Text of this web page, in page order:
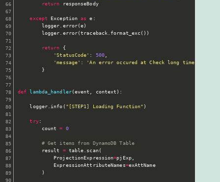
return responseBody
except Exception as e :
        logger
. error(e)
        logger
. error(traceback. format_exc( ) )
return
{
'StatusCode' : 500,
'message' :
'An error occured at Check long time switch
}
def lambda_handler(event , context ) :
    logger
.info ( "[STEP1] Loading Function" )
try:
        count
= 0
# Get items from DynamoDB Table
        result
= table. scan(
            ProjectionExpression
=pjExp,
            ExpressionAttributeNames
=exAttName
)